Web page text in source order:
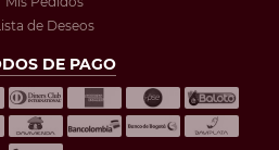
de Deseos
DE PAGO